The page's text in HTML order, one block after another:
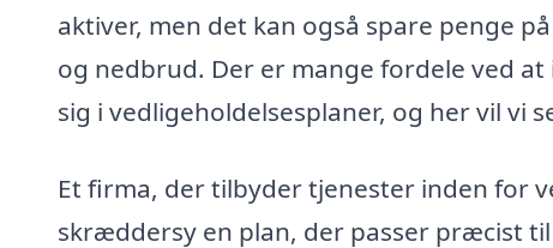
aktiver, men det kan også spare penge
og nedbrud. Der er mange fordele ved
sig i vedligeholdelsesplaner, og her vil
Et firma, der tilbyder tjenester inden for
skræddersy en plan, der passer præcist